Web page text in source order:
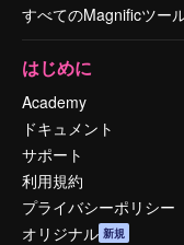
すべてのMagnificツー
はじめに
Academy
ドキュメント
サポート
利用規約
プライバシーポリシー
オリジナル 新規